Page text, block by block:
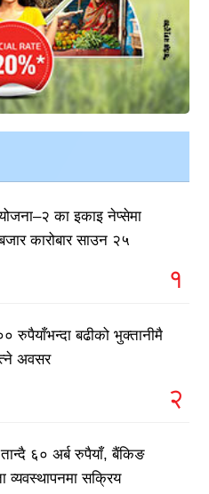
का इकाइ नेप्सेमा
कारोबार साउन २५
१
रुपैयाँभन्दा बढीको भुक्तानीमै
अवसर
२
६० अर्ब रुपैयाँ, बैंकिङ
व्यवस्थापनमा सक्रिय